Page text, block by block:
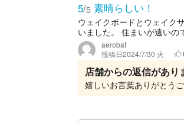
5/5 素晴らしい！
ウェイクボードとウェイク
いました。 住まいが遠いの
aerobat
投稿日2024/7/30 火
店舗からの返信があり